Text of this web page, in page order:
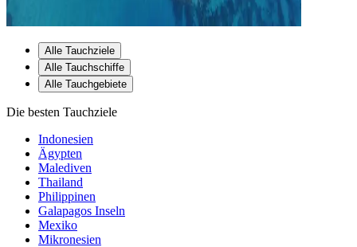
Alle Tauchziele
Alle Tauchschiffe
Alle Tauchgebiete
Die besten Tauchziele
Indonesien
Ägypten
Malediven
Thailand
Philippinen
Galapagos Inseln
Mexiko
Mikronesien